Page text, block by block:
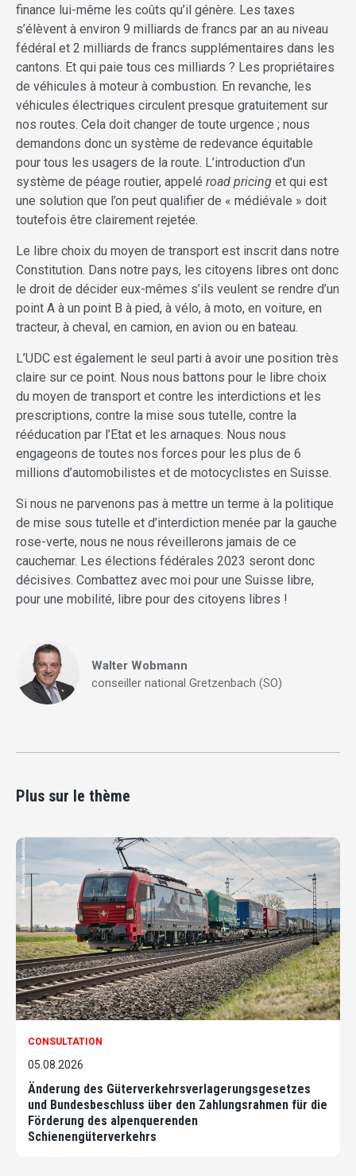
finance lui-même les coûts qu’il génère. Les taxes
s’élèvent à environ 9 milliards de francs par an au niveau
fédéral et 2 milliards de francs supplémentaires dans les
cantons. Et qui paie tous ces milliards ? Les propriétaires
de véhicules à moteur à combustion. En revanche, les
véhicules électriques circulent presque gratuitement sur
nos routes. Cela doit changer de toute urgence ; nous
demandons donc un système de redevance équitable
pour tous les usagers de la route. L’introduction d’un
système de péage routier, appelé road pricing et qui est
une solution que l’on peut qualifier de « médiévale » doit
toutefois être clairement rejetée.
Le libre choix du moyen de transport est inscrit dans notre
Constitution. Dans notre pays, les citoyens libres ont donc
le droit de décider eux-mêmes s’ils veulent se rendre d’un
point A à un point B à pied, à vélo, à moto, en voiture, en
tracteur, à cheval, en camion, en avion ou en bateau.
L’UDC est également le seul parti à avoir une position très
claire sur ce point. Nous nous battons pour le libre choix
du moyen de transport et contre les interdictions et les
prescriptions, contre la mise sous tutelle, contre la
rééducation par l’Etat et les arnaques. Nous nous
engageons de toutes nos forces pour les plus de 6
millions d’automobilistes et de motocyclistes en Suisse.
Si nous ne parvenons pas à mettre un terme à la politique
de mise sous tutelle et d’interdiction menée par la gauche
rose-verte, nous ne nous réveillerons jamais de ce
cauchemar. Les élections fédérales 2023 seront donc
décisives. Combattez avec moi pour une Suisse libre,
pour une mobilité, libre pour des citoyens libres !
Walter Wobmann
conseiller national Gretzenbach (SO)
Plus sur le thème
CONSULTATION
05.08.2026
Änderung des Güterverkehrsverlagerungsgesetzes
und Bundesbeschluss über den Zahlungsrahmen für die
Förderung des alpenquerenden
Schienengüterverkehrs